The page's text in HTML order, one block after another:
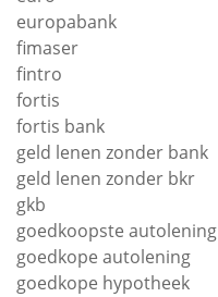
europabank
fimaser
fintro
fortis
fortis bank
geld lenen zonder bank
geld lenen zonder bkr
gkb
goedkoopste autolening
goedkope autolening
goedkope hypotheek